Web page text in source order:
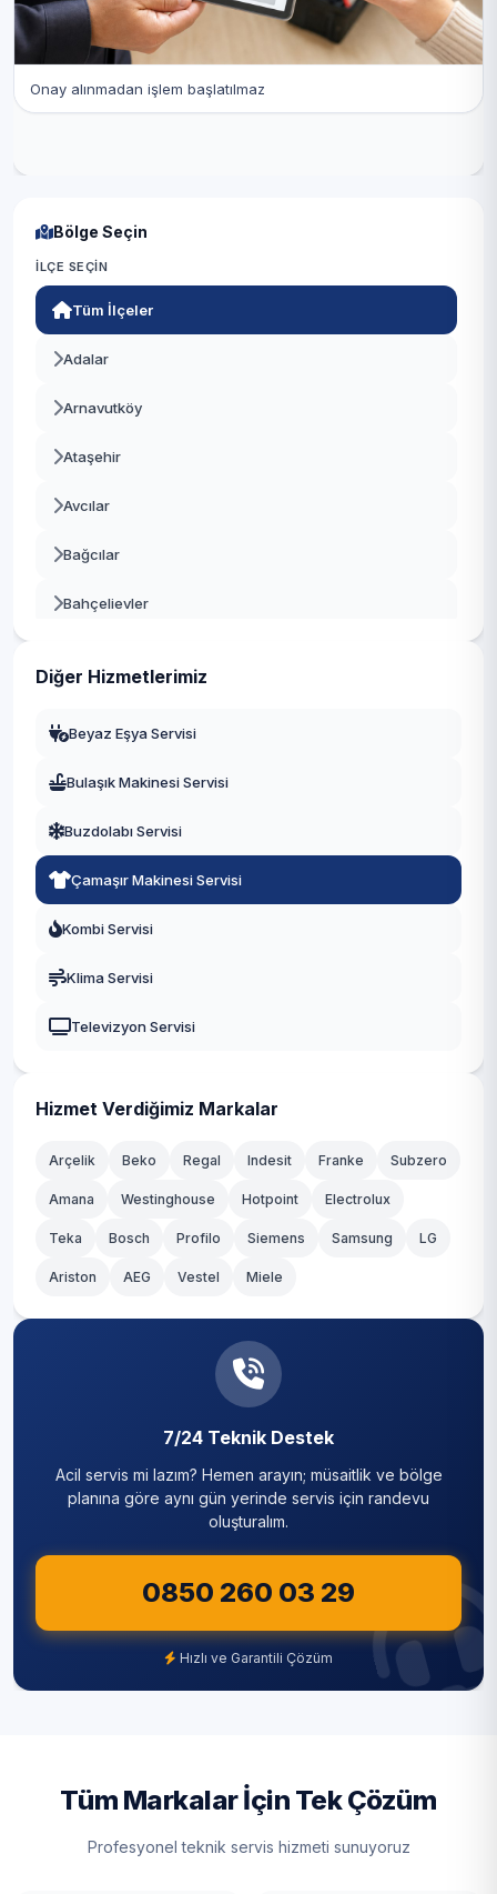
Onay alınmadan işlem başlatılmaz
Bölge Seçin
İLÇE SEÇIN
Tüm İlçeler
Adalar
Arnavutköy
Ataşehir
Avcılar
Bağcılar
Bahçelievler
Eyüpsultan
Fatih
Kağıthane
Küçükçekmece
Maltepe
Diğer Hizmetlerimiz
Beyaz Eşya Servisi
Bulaşık Makinesi Servisi
Buzdolabı Servisi
Çamaşır Makinesi Servisi
Kombi Servisi
Klima Servisi
Televizyon Servisi
Hizmet Verdiğimiz Markalar
Arçelik Beko Regal Indesit Franke Subzero
Amana Westinghouse Hotpoint Electrolux
Teka Bosch Profilo Siemens Samsung LG
Ariston AEG Vestel Miele
7/24 Teknik Destek
Acil servis mi lazım? Hemen arayın; müsaitlik ve bölge
planına göre aynı gün yerinde servis için randevu
oluşturalım.
0850 260 03 29
Hızlı ve Garantili Çözüm
Tüm Markalar İçin Tek Çözüm
Profesyonel teknik servis hizmeti sunuyoruz